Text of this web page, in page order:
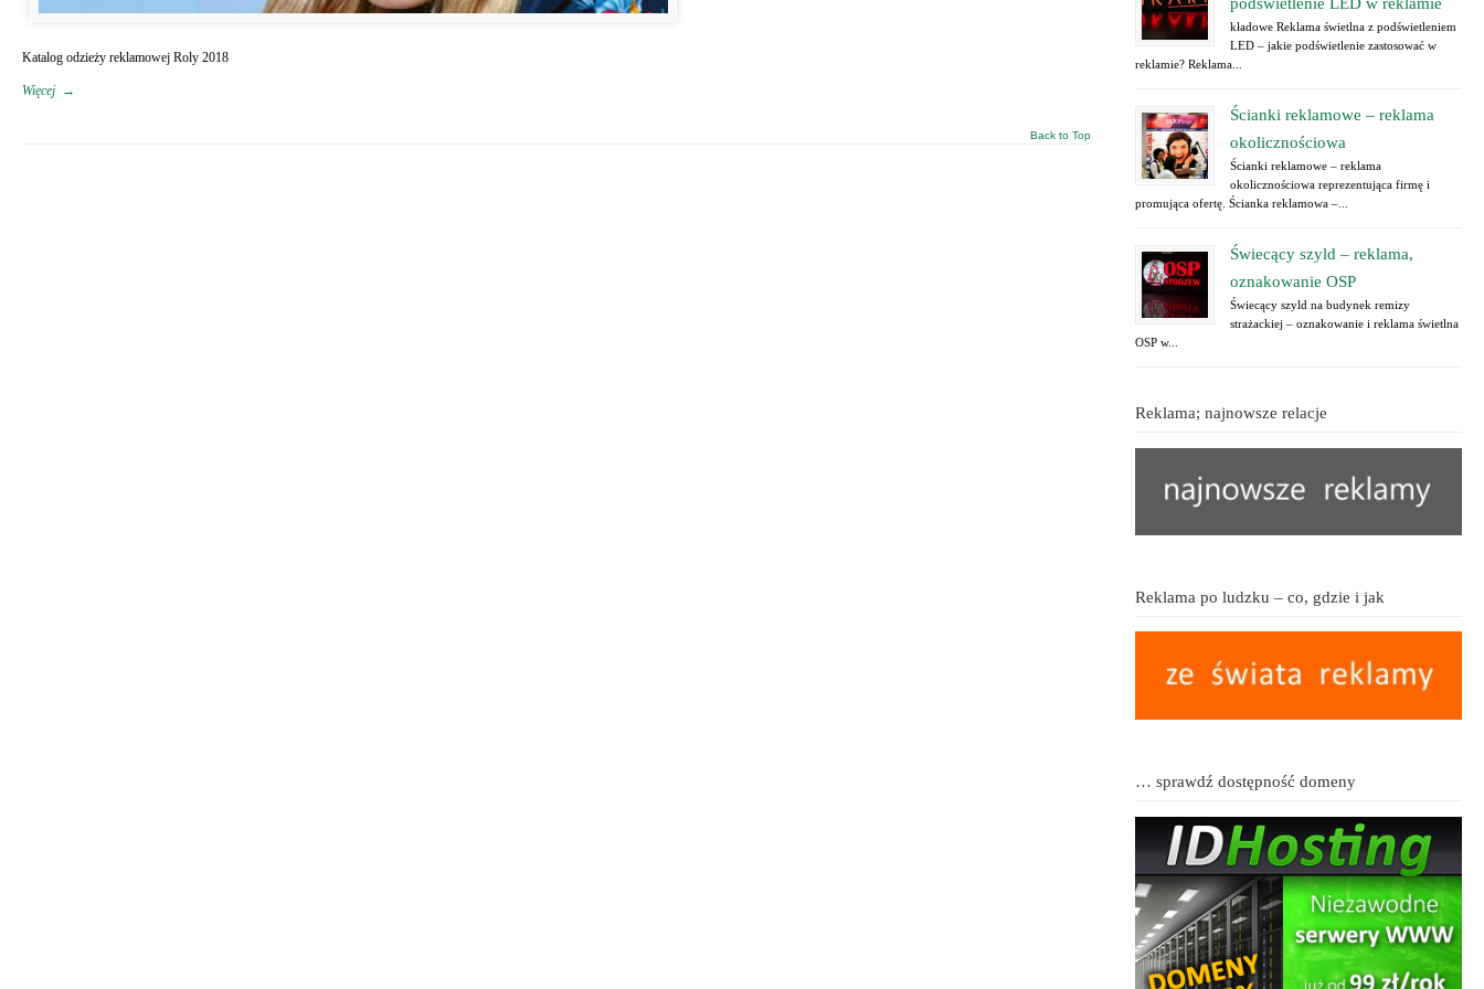
Katalog odzieży reklamowej Roly 2018
Więcej →
Back to Top
kładowe Reklama świetlna z podświetleniem
LED – jakie podświetlenie zastosować w
reklamie? Reklama...
Ścianki reklamowe – reklama
okolicznościowa
Ścianki reklamowe – reklama
okolicznościowa reprezentująca firmę i
promująca ofertę. Ścianka reklamowa –...
Świecący szyld – reklama,
oznakowanie OSP
Świecący szyld na budynek remizy
strażackiej – oznakowanie i reklama świetlna
OSP w...
Reklama; najnowsze relacje
Reklama po ludzku – co, gdzie i jak
… sprawdź dostępność domeny